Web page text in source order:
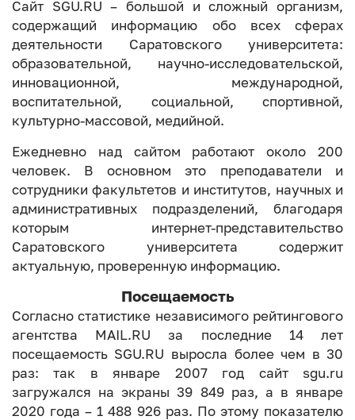
Сайт SGU.RU – большой и сложный организм,
содержащий информацию обо всех сферах
деятельности Саратовского университета:
образовательной, научно-исследовательской,
инновационной, международной,
воспитательной, социальной, спортивной,
культурно-массовой, медийной.
Ежедневно над сайтом работают около 200
человек. В основном это преподаватели и
сотрудники факультетов и институтов, научных и
административных подразделений, благодаря
которым интернет-представительство
Саратовского университета содержит
актуальную, проверенную информацию.
Посещаемость
Согласно статистике независимого рейтингового
агентства MAIL.RU за последние 14 лет
посещаемость SGU.RU выросла более чем в 30
раз: так в январе 2007 год сайт sgu.ru
загружался на экраны 39 849 раз, а в январе
2020 года – 1 488 926 раз. По этому показателю